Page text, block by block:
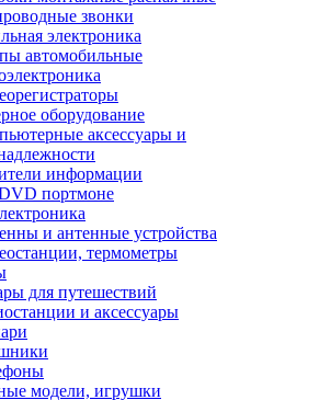
звонки
электроника
автомобильные
оборудование
аксессуары и
информации
портмоне
и антенные устройства
термометры
для путешествий
и аксессуары
модели, игрушки